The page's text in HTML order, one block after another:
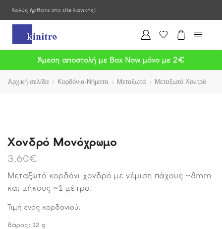
Καλώς ήρθατε στο site λιανικής!
Άμεση αποστολή με Box Now μόνο με 2€
Αρχική σελίδα Κορδόνια-Νήματα Μεταξωτά Μεταξωτό Χοντρό
Χονδρό Μονόχρωμο
3,60€
Μεταξωτό κορδόνι χονδρό με γέμιση πάχους ~8mm
και μήκους ~1 μέτρο.
Τιμή ενός κορδονιού.
Βάρος: 12 g